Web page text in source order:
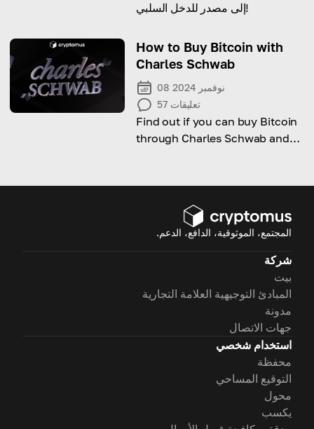
إلى مصدر للدخل السلبي!
How to Buy Bitcoin with
Charles Schwab
08 نوفمبر 2024
57 تعليقات
Find out if you can buy Bitcoin
through Charles Schwab and
المجتمع، الموثوقية، الدافع، الدعم.
شركة
بيت
المبادئ التوجيهية العلامة التجارية
مدونة
جهات الاتصال
استخدام شخصي
محفظة
التوقيع المساحي
محول
يكسب